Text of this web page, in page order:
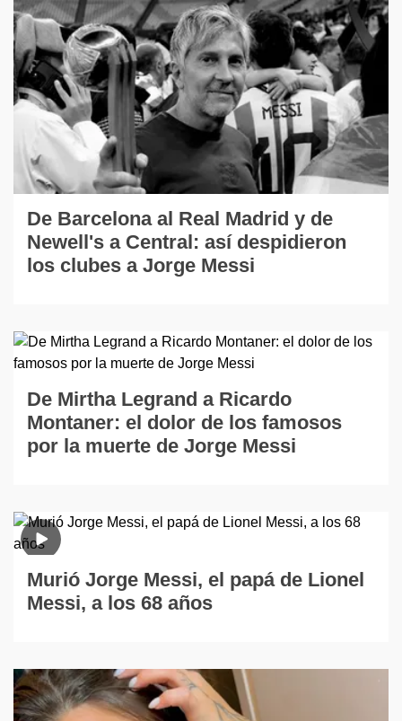
De Barcelona al Real Madrid y de
Newell's a Central: así despidieron
los clubes a Jorge Messi
De Mirtha Legrand a Ricardo
Montaner: el dolor de los famosos
por la muerte de Jorge Messi
Murió Jorge Messi, el papá de Lionel
Messi, a los 68 años